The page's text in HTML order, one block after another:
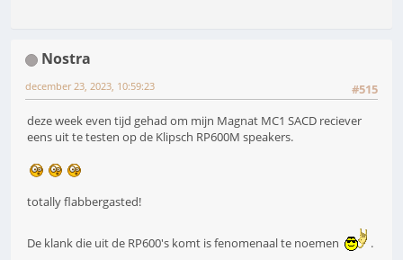
Nostra
#515
december 23, 2023, 10:59:23
deze week even tijd gehad om mijn Magnat MC1 SACD reciever
eens uit te testen op de Klipsch RP600M speakers.
totally flabbergasted!
De klank die uit de RP600's komt is fenomenaal te noemen
.